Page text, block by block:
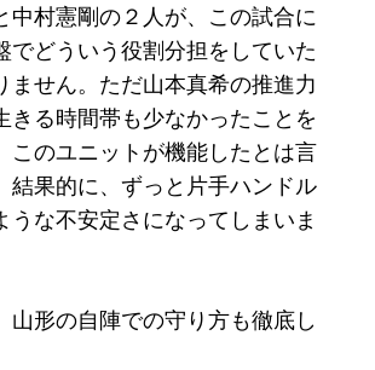
村憲剛の２人が、この試合に
でどういう役割分担をしていた
ません。ただ山本真希の推進力
きる時間帯も少なかったことを
このユニットが機能したとは言
結果的に、ずっと片手ハンドル
うな不安定さになってしまいま
形の自陣での守り方も徹底し